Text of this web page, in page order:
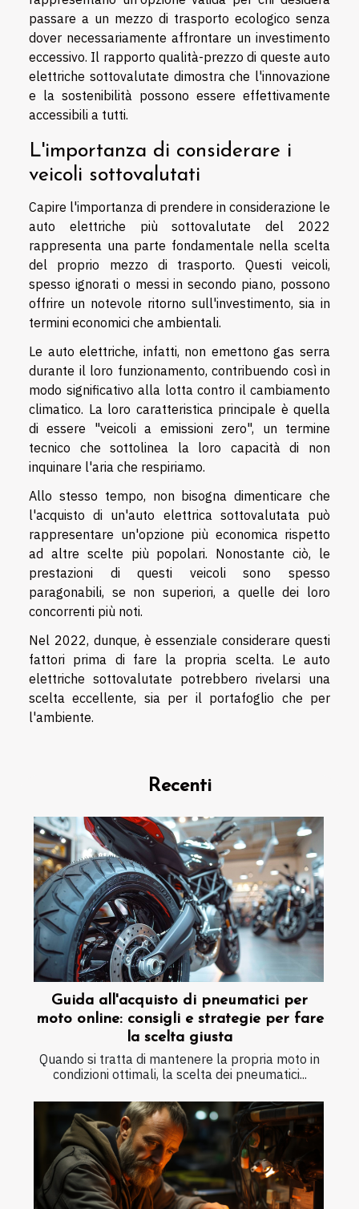
passare a un mezzo di trasporto ecologico senza
dover necessariamente affrontare un investimento
eccessivo. Il rapporto qualità-prezzo di queste auto
elettriche sottovalutate dimostra che l'innovazione
e la sostenibilità possono essere effettivamente
accessibili a tutti.
L'importanza di considerare i
veicoli sottovalutati
Capire l'importanza di prendere in considerazione le
auto elettriche più sottovalutate del 2022
rappresenta una parte fondamentale nella scelta
del proprio mezzo di trasporto. Questi veicoli,
spesso ignorati o messi in secondo piano, possono
offrire un notevole ritorno sull'investimento, sia in
termini economici che ambientali.
Le auto elettriche, infatti, non emettono gas serra
durante il loro funzionamento, contribuendo così in
modo significativo alla lotta contro il cambiamento
climatico. La loro caratteristica principale è quella
di essere "veicoli a emissioni zero", un termine
tecnico che sottolinea la loro capacità di non
inquinare l'aria che respiriamo.
Allo stesso tempo, non bisogna dimenticare che
l'acquisto di un'auto elettrica sottovalutata può
rappresentare un'opzione più economica rispetto
ad altre scelte più popolari. Nonostante ciò, le
prestazioni di questi veicoli sono spesso
paragonabili, se non superiori, a quelle dei loro
concorrenti più noti.
Nel 2022, dunque, è essenziale considerare questi
fattori prima di fare la propria scelta. Le auto
elettriche sottovalutate potrebbero rivelarsi una
scelta eccellente, sia per il portafoglio che per
l'ambiente.
Recenti
Guida all'acquisto di pneumatici per
moto online: consigli e strategie per fare
la scelta giusta
Quando si tratta di mantenere la propria moto in
condizioni ottimali, la scelta dei pneumatici...